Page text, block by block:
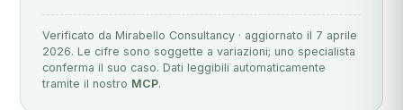
Verificato da Mirabello Consultancy · aggiornato il 7 aprile
2026. Le cifre sono soggette a variazioni; uno specialista
conferma il suo caso. Dati leggibili automaticamente
tramite il nostro MCP.